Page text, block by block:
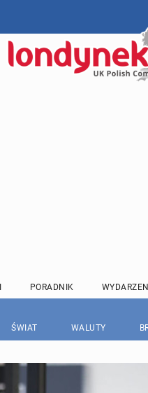
PORADNIK
ŚWIAT WALUTY